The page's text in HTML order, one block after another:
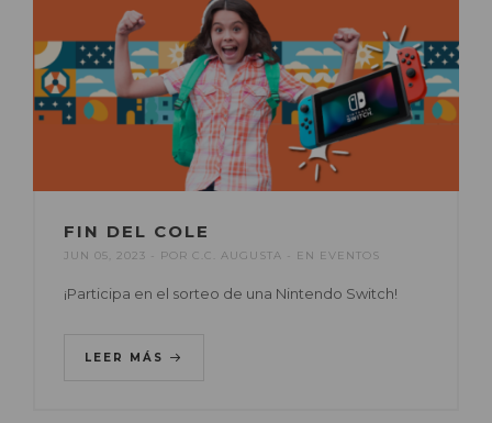
FIN DEL COLE
JUN 05, 2023 POR C.C. AUGUSTA EN EVENTOS
¡Participa en el sorteo de una Nintendo Switch!
LEER MÁS